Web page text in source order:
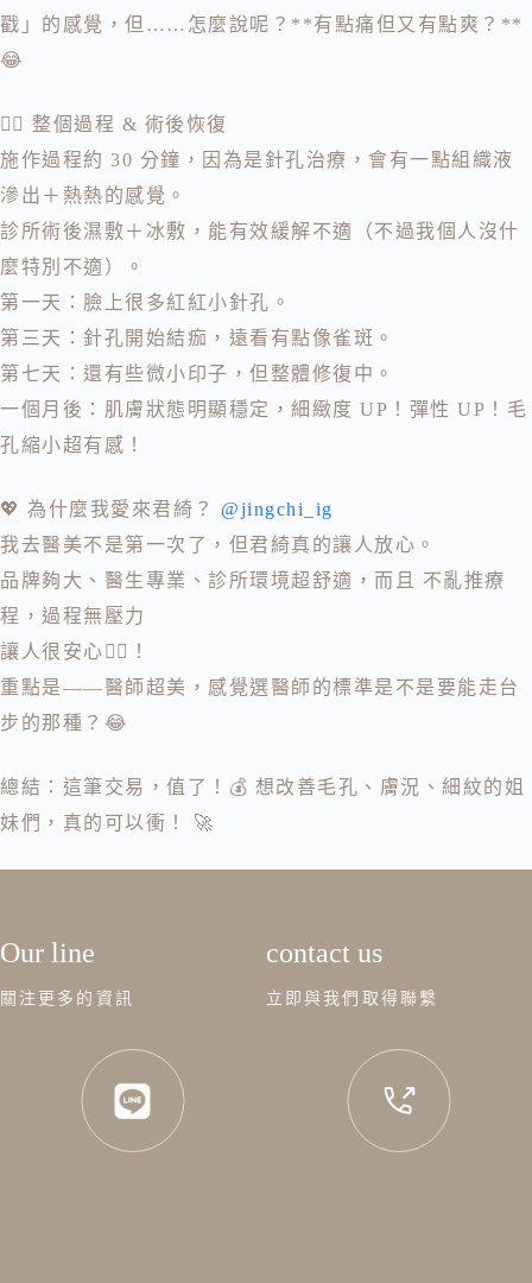
戳」的感覺，但……怎麼說呢？**有點痛但又有點爽？**
😂
💆‍♀️ 整個過程 & 術後恢復
施作過程約 30 分鐘，因為是針孔治療，會有一點組織液
滲出＋熱熱的感覺。
診所術後濕敷＋冰敷，能有效緩解不適（不過我個人沒什
麼特別不適）。
第一天：臉上很多紅紅小針孔。
第三天：針孔開始結痂，遠看有點像雀斑。
第七天：還有些微小印子，但整體修復中。
一個月後：肌膚狀態明顯穩定，細緻度 UP！彈性 UP！毛
孔縮小超有感！
💖 為什麼我愛來君綺？ @jingchi_ig
我去醫美不是第一次了，但君綺真的讓人放心。
品牌夠大、醫生專業、診所環境超舒適，而且 不亂推療
程，過程無壓力
讓人很安心💆‍♀️！
重點是——醫師超美，感覺選醫師的標準是不是要能走台
步的那種？😂
總結：這筆交易，值了！💰 想改善毛孔、膚況、細紋的姐
妹們，真的可以衝！ 🚀
Our line
關注更多的資訊
contact us
立即與我們取得聯繫